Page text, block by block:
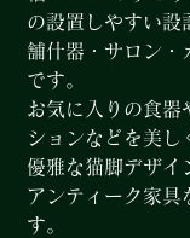
の設置しやすい設
舗什器・サロン・
です。
お気に入りの食器
ションなどを美し
優雅な猫脚デザイ
アンティーク家具
す。